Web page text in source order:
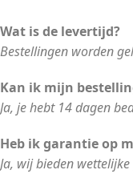
Wat is de levertijd?
Bestellingen worden
Kan ik mijn
Ja, je hebt 14 dagen
Heb ik garantie op
Ja, wij bieden